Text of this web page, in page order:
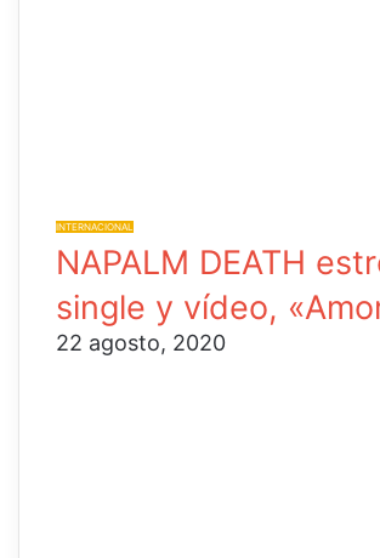
INTERNACIONAL
NAPALM DEATH
single y vídeo,
22 agosto, 2020